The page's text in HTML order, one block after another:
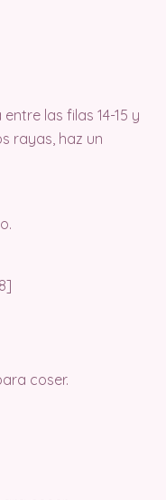
las filas 14-15 y
rayas, haz un
coser.